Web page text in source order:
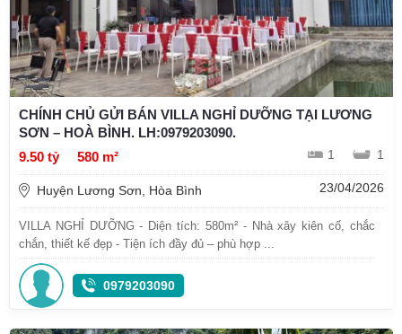
CHÍNH CHỦ GỬI BÁN VILLA NGHỈ DƯỠNG TẠI LƯƠNG
SƠN – HOÀ BÌNH. LH:0979203090.
9.50 tỷ
580 m² 1 1
Huyện Lương Sơn, Hòa Bình 23/04/2026
VILLA NGHỈ DƯỠNG - Diện tích: 580m² - Nhà xây kiên cố, chắc
chắn, thiết kế đẹp - Tiện ích đầy đủ – phù hợp ...
0979203090